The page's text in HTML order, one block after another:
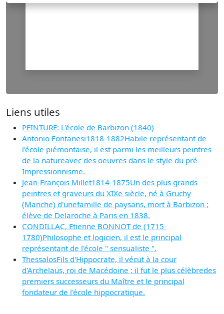
Liens utiles
PEINTURE: L'école de Barbizon (1840)
Antonio Fontanesi1818-1882Habile représentant de
l'école piémontaise, il est parmi les meilleurs peintres
de la natureavec des oeuvres dans le style du pré-
Impressionnisme.
Jean-François Millet1814-1875Un des plus grands
peintres et graveurs du XIXe siècle, né à Gruchy
(Manche) d'unefamille de paysans, mort à Barbizon ;
élève de Delaroche à Paris en 1838.
CONDILLAC, Etienne BONNOT de (1715-
1780)Philosophe et logicien, il est le principal
représentant de l'école " sensualiste ".
ThessalosFils d'Hippocrate, il vécut à la cour
d'Archelaüs, roi de Macédoine ; il fut le plus célèbredes
premiers successeurs du Maître et le principal
fondateur de l'école hippocratique.